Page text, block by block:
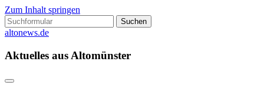
Zum Inhalt springen
Suchen
nach:
altonews.de
Aktuelles aus Altomünster